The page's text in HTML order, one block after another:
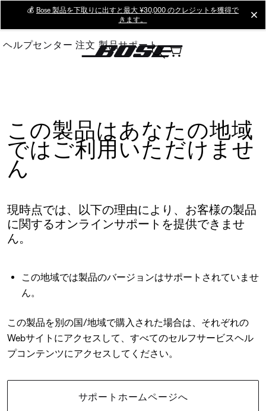
Main
💰 Bose 製品を下取りに出すと最大 ¥30,000 のクレジットを獲得で
きます。
ヘルプセンター 注文 製品サポート
この製品はあなたの地域
ではご利用いただけませ
ん
現時点では、以下の理由により、お客様の製品
に関するオンラインサポートを提供できませ
ん。
この地域では製品のバージョンはサポートされていませ
ん。
この製品を別の国/地域で購入された場合は、それぞれの
Webサイトにアクセスして、すべてのセルフサービスヘル
プコンテンツにアクセスしてください。
サポートホームページへ